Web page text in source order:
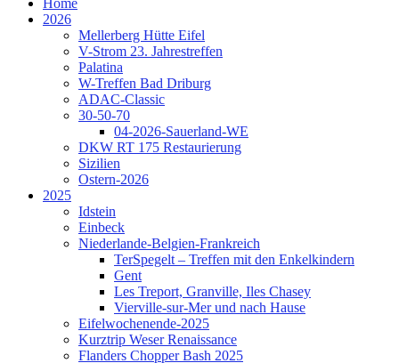
Home
2026
Mellerberg Hütte Eifel
V-Strom 23. Jahrestreffen
Palatina
W-Treffen Bad Driburg
ADAC-Classic
30-50-70
04-2026-Sauerland-WE
DKW RT 175 Restaurierung
Sizilien
Ostern-2026
2025
Idstein
Einbeck
Niederlande-Belgien-Frankreich
TerSpegelt – Treffen mit den Enkelkindern
Gent
Les Treport, Granville, Iles Chasey
Vierville-sur-Mer und nach Hause
Eifelwochenende-2025
Kurztrip Weser Renaissance
Flanders Chopper Bash 2025